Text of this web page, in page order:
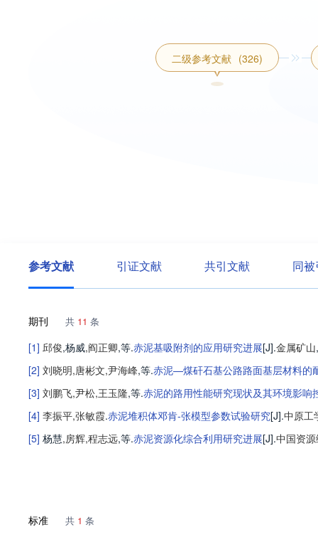
二级参考文献 (326)
参考文献 引证文献 共引文献 同
期刊 共 11 条
[1] 邱俊,杨威,阎正卿,等.赤泥基吸附剂的应用研究进展[J].金属矿山
[2] 刘晓明,唐彬文,尹海峰,等.赤泥—煤矸石基公路路面基层材料的
[3] 刘鹏飞,尹松,王玉隆,等.赤泥的路用性能研究现状及其环境影响
[4] 李振平,张敏霞.赤泥堆积体邓肯-张模型参数试验研究[J].中原工
[5] 杨慧,房辉,程志远,等.赤泥资源化综合利用研究进展[J].中国资
标准 共 1 条